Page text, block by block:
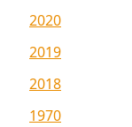
2020
2019
2018
1970